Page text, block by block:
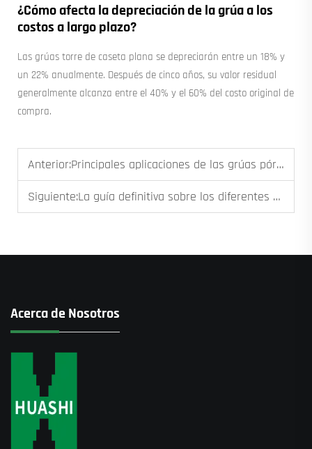
¿Cómo afecta la depreciación de la grúa a los
costos a largo plazo?
Las grúas torre de caseta plana se depreciarán entre un 18% y
un 22% anualmente. Después de cinco años, su valor residual
generalmente alcanza entre el 40% y el 60% del costo original de
compra.
Anterior:Principales aplicaciones de las grúas pórtico puente en la construcción
Siguiente:La guía definitiva sobre los diferentes tipos de grúas torre
Acerca de Nosotros